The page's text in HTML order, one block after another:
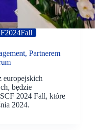
Partnerem
europejskich
będzie
2024 Fall, które
2024.